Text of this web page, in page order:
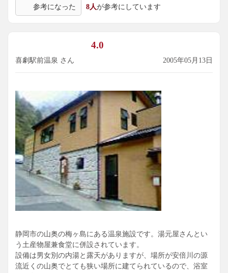
参考になった 8人が参考にしています
4.0
喜劇駅前温泉 さん 2005年05月13日
静岡市の山奥の梅ヶ島にある温泉施設です。湯元屋さんとい
う土産物屋兼食堂に併設されています。
設備は男女別の内湯と露天がありますが、場所が安倍川の源
流近くの山奥でとても狭い場所に建てられているので、浴室